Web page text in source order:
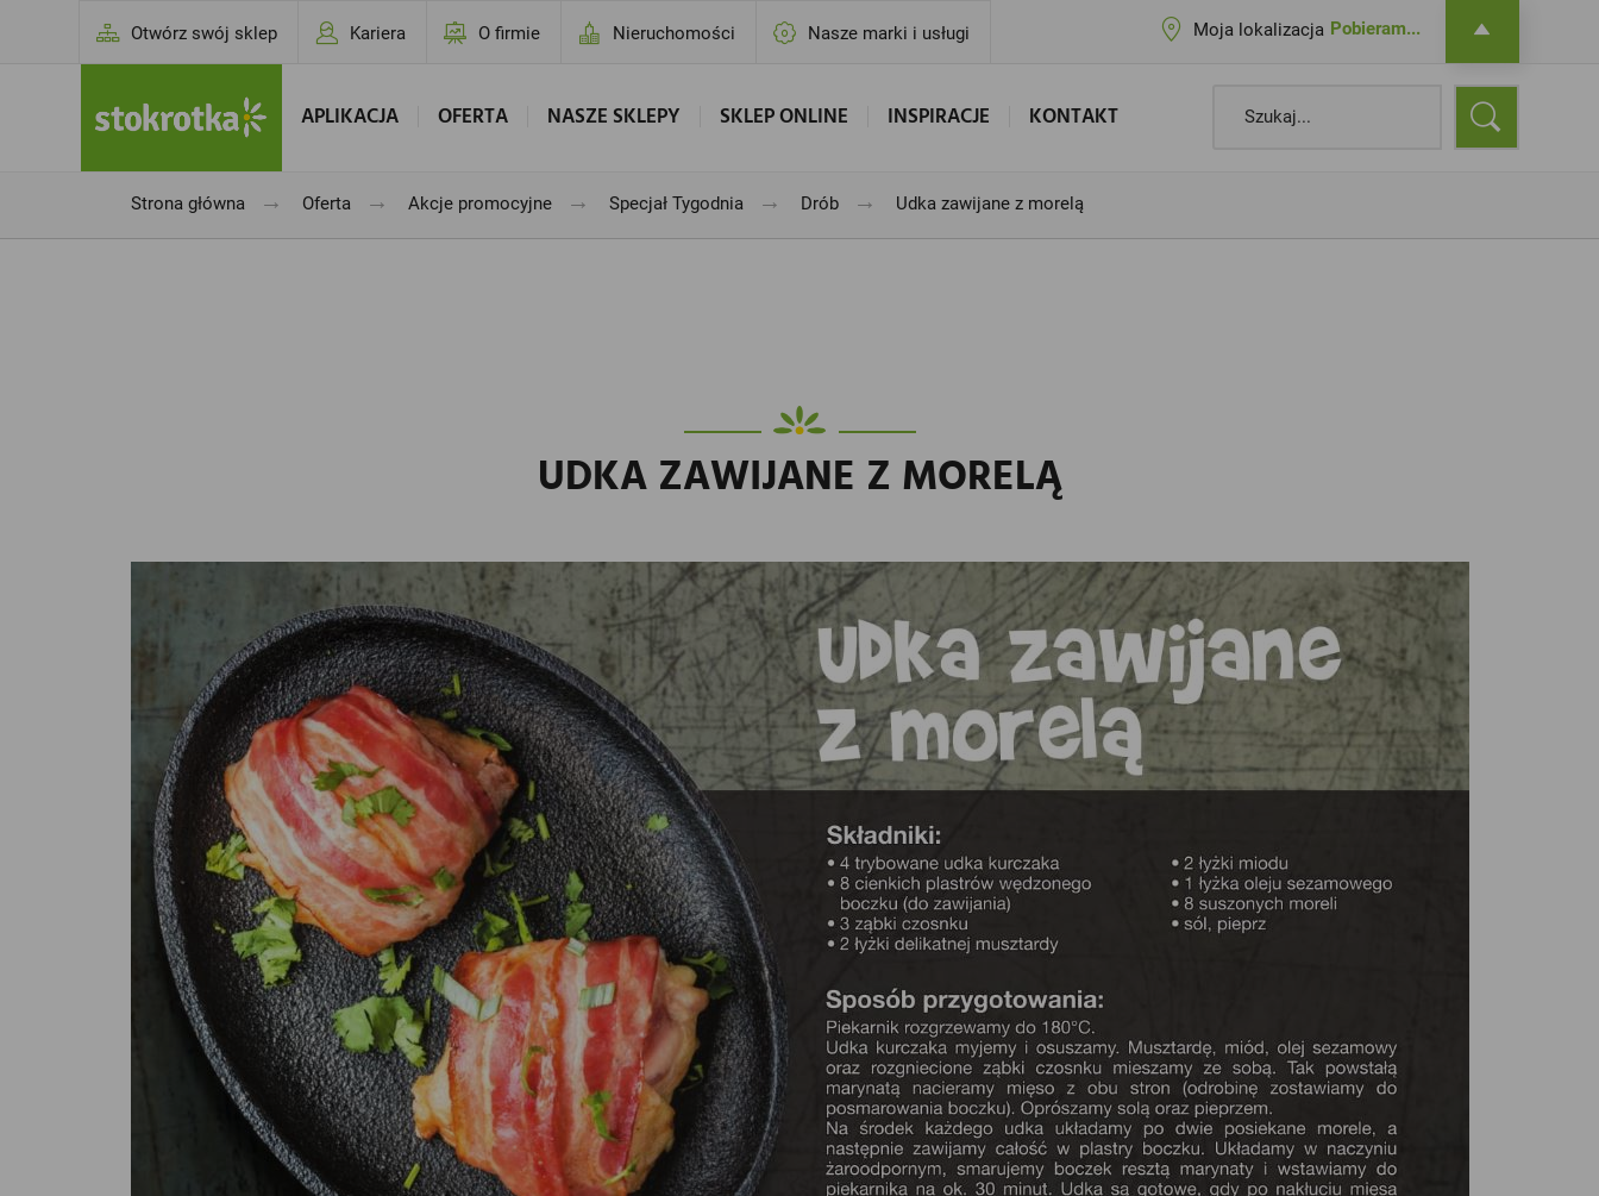
Otwórz swój sklep Kariera O firmie Nieruchomości Nasze marki i usługi Moja lokalizacja Pobieram...
APLIKACJA OFERTA NASZE SKLEPY SKLEP ONLINE INSPIRACJE KONTAKT
Strona główna → Oferta → Akcje promocyjne → Specjał Tygodnia → Drób → Udka zawijane z morelą
UDKA ZAWIJANE Z MORELĄ